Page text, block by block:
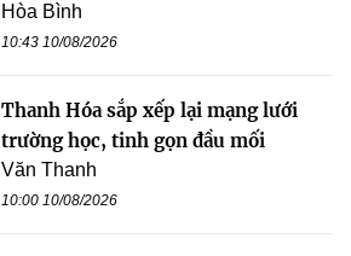
Hòa Bình
10:43 10/08/2026
Thanh Hóa sắp xếp lại mạng lưới
trường học, tinh gọn đầu mối
Văn Thanh
10:00 10/08/2026